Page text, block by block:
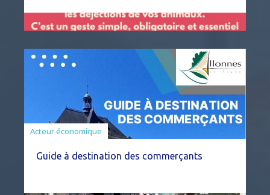
Acteur économique
Guide à destination des commerçants